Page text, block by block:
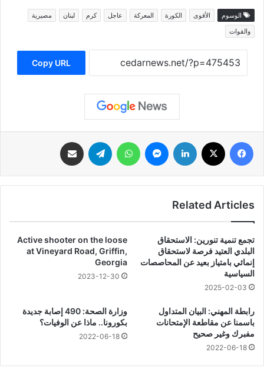
الوسوم الأقوى الكورة المعركة عاجل كرم لبنان
مصيرية
والقوات
Copy URL
فيسبوك لينكدإن ماسنجر واتساب تيلقرام
Related Articles
تجمع تنمية تنورين: الاستحقاق
البلدي العتيد فرصة لاستحقاق
إنمائي بامتياز بعيد عن المحاصصات
السياسية
2025-02-03
Active shooter on the loose
at Vineyard Road, Griffin,
Georgia
2023-12-30
رابطة المهني: البيان المتداول
باسمنا عن مقاطعة الإمتحانات
مفبرك وغير صحيح
2022-06-18
وزارة الصحة: 490 إصابة جديدة
بكورونا.. ماذا عن الوفيات؟
2022-06-18